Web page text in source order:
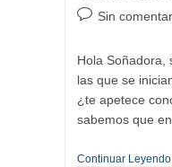
la
Comentarios
Sin
Hola Soñadora,
las que se
¿te apetece
sabemos que
Continuar Leyendo